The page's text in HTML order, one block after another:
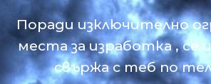
Поради изключително
места за изработка , се
свържа с теб по